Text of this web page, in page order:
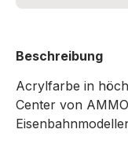
Beschreibung
Acrylfarbe in
Center von